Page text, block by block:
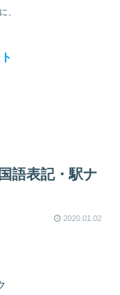
、
語表記・駅ナ
2020.01.02